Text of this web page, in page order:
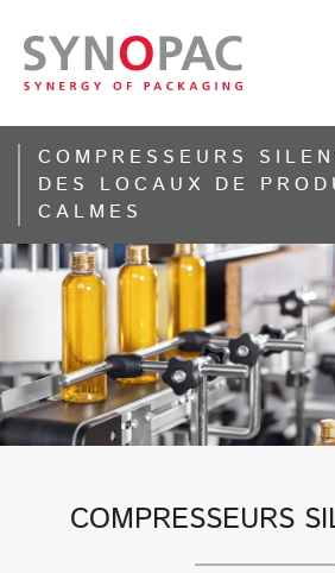
COMPRESSEURS
DES LOCAUX DE
CALMES
COMPRESSEURS